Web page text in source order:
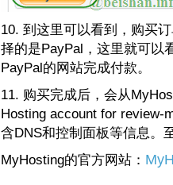
10. 到这里可以看到，购买
择的是PayPal，这里就可以
PayPal的网站完成付款。
11. 购买完成后，会从
Hosting account for review-
含DNS和控制面板等信息。
MyHosting的官方网站：